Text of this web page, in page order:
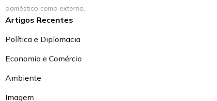
doméstico como externo.
Artigos Recentes
Política e Diplomacia
Economia e Comércio
Ambiente
Imagem